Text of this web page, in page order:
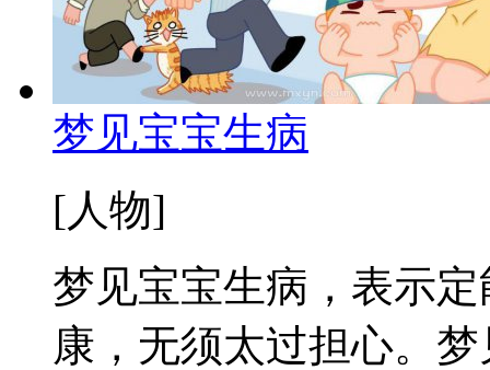
梦见宝宝生病
[人物]
梦见宝宝生病，表示
康，无须太过担心。